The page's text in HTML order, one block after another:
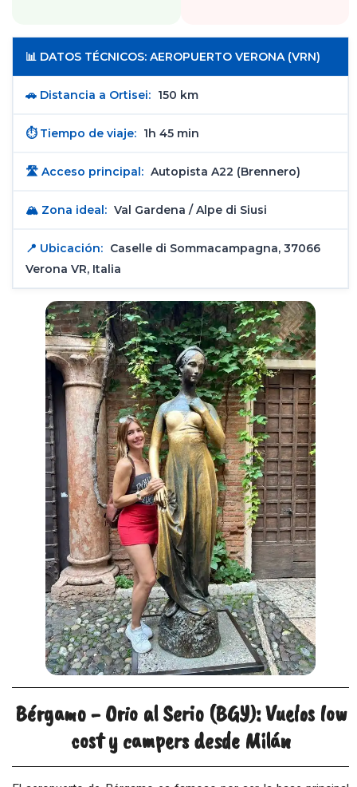
📊 DATOS TÉCNICOS: AEROPUERTO VERONA (VRN)
🚗 Distancia a Ortisei: 150 km
⏱️ Tiempo de viaje: 1h 45 min
🛣️ Acceso principal: Autopista A22 (Brennero)
🏔️ Zona ideal: Val Gardena / Alpe di Siusi
📍 Ubicación: Caselle di Sommacampagna, 37066
Verona VR, Italia
Bérgamo - Orio al Serio (BGY): Vuelos low
cost y campers desde Milán